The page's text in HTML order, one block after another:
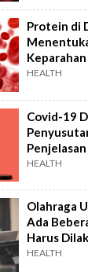
Protein di
Orang
HEALTH
Covid-19
HEALTH
Olahraga
Ada
Harus
HEALTH